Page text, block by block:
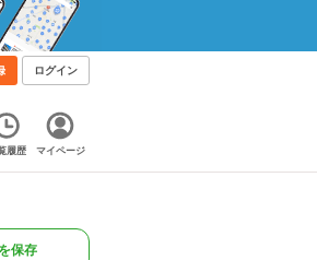
ログイン
履歴 マイページ
保存